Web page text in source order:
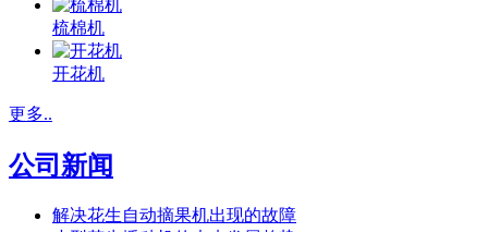
梳棉机
开花机
更多..
公司新闻
解决花生自动摘果机出现的故障